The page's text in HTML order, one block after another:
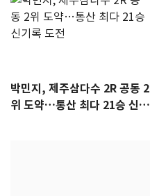
박민지, 제주삼다수 2R 공동 2
위 도약…통산 최다 21승 신기